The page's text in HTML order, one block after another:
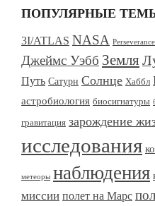
ПОПУЛЯРНЫЕ
3I/ATLAS NASA Perseverance
Джеймс Уэбб Земля
Путь Сатурн Солнце Хаббл
астробиология биосигнатуры
гравитация зарождение
исследования
метеоры наблюдения
миссии полет на Марс